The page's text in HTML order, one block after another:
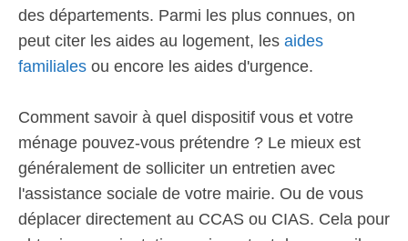
des départements. Parmi les plus connues, on
peut citer les aides au logement, les aides
familiales ou encore les aides d'urgence.
Comment savoir à quel dispositif vous et votre
ménage pouvez-vous prétendre ? Le mieux est
généralement de solliciter un entretien avec
l'assistance sociale de votre mairie. Ou de vous
déplacer directement au CCAS ou CIAS. Cela pour